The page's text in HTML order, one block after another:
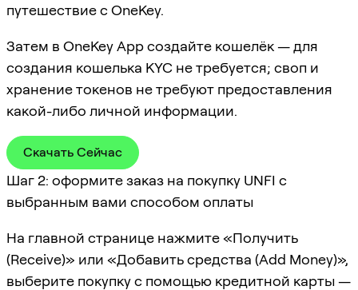
путешествие с OneKey.
Затем в OneKey App создайте кошелёк — для
создания кошелька KYC не требуется; своп и
хранение токенов не требуют предоставления
какой-либо личной информации.
Скачать Сейчас
Шаг 2: оформите заказ на покупку UNFI с
выбранным вами способом оплаты
На главной странице нажмите «Получить
(Receive)» или «Добавить средства (Add Money)»,
выберите покупку с помощью кредитной карты —